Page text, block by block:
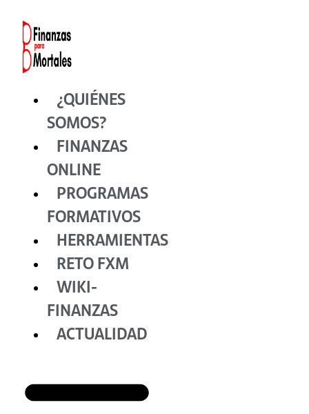
contenido
¿QUIÉNES
SOMOS?
FINANZAS
ONLINE
PROGRAMAS
FORMATIVOS
HERRAMIENTAS
RETO FXM
WIKI-
FINANZAS
ACTUALIDAD